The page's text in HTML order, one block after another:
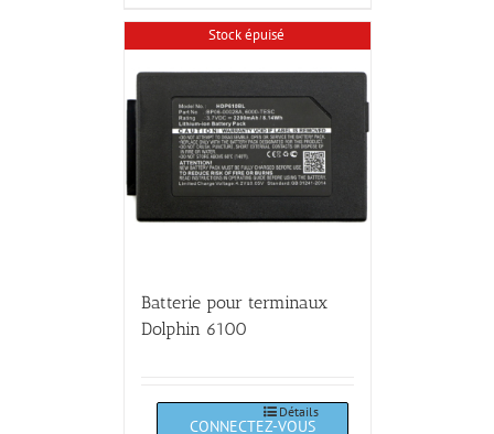
Stock épuisé
Batterie pour terminaux
Dolphin 6100
Détails